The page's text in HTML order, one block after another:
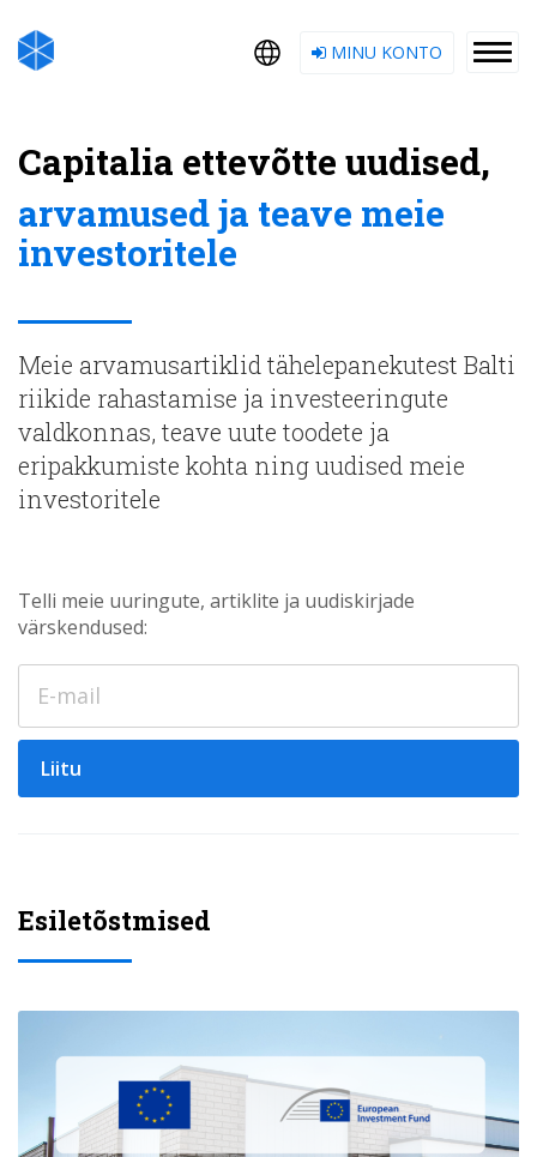
MINU KONTO
Capitalia ettevõtte uudised,
arvamused ja teave meie
investoritele
Meie arvamusartiklid tähelepanekutest Balti
riikide rahastamise ja investeeringute
valdkonnas, teave uute toodete ja
eripakkumiste kohta ning uudised meie
investoritele
Telli meie uuringute, artiklite ja uudiskirjade
värskendused:
Liitu
Esiletõstmised